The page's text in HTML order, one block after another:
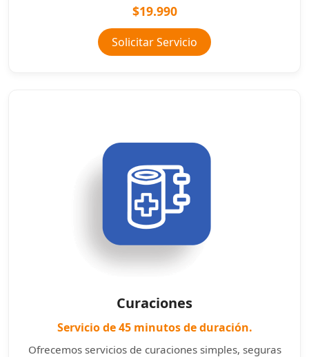
$19.990
Solicitar Servicio
Curaciones
Servicio de 45 minutos de duración.
Ofrecemos servicios de curaciones simples, seguras